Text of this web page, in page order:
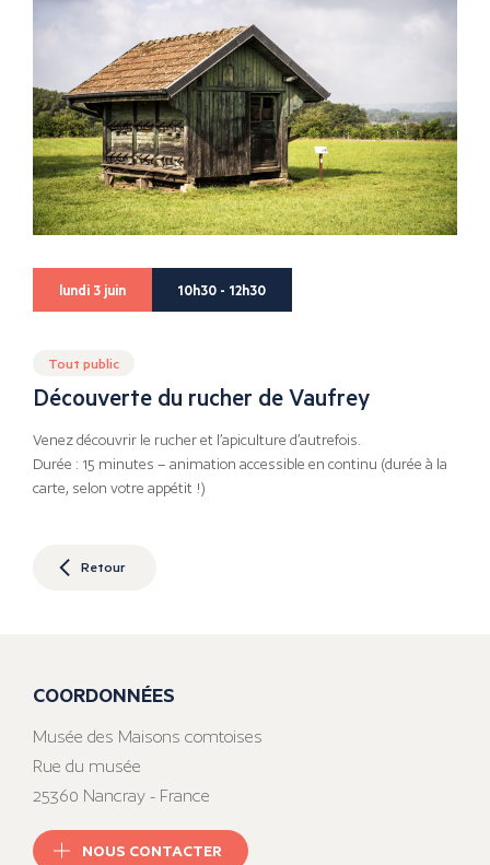
lundi 3 juin 10h30 - 12h30
Tout public
Découverte du rucher de Vaufrey
Venez découvrir le rucher et l’apiculture d’autrefois.
Durée : 15 minutes – animation accessible en continu (durée à la
carte, selon votre appétit !)
Retour
COORDONNÉES
Musée des Maisons comtoises
Rue du musée
25360 Nancray - France
NOUS CONTACTER